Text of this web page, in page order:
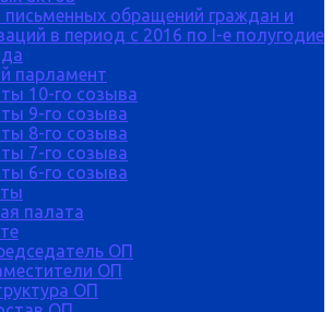
письменных обращений граждан и
в период с 2016 по I-е полугодие
парламент
10-го созыва
9-го созыва
8-го созыва
7-го созыва
6-го созыва
палата
ОП
ОП
ОП